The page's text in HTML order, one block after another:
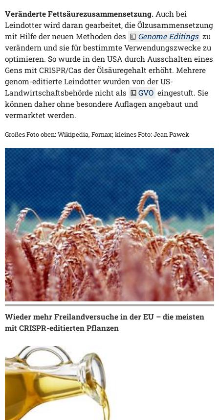
Veränderte Fettsäurezusammensetzung. Auch bei
Leindotter wird daran gearbeitet, die Ölzusammensetzung
mit Hilfe der neuen Methoden des
Genome Editings zu
verändern und sie für bestimmte Verwendungszwecke zu
optimieren. So wurde in den USA durch Ausschalten eines
Gens mit CRISPR/Cas der Ölsäuregehalt erhöht. Mehrere
genom-editierte Leindotter wurden von der US-
Landwirtschaftsbehörde nicht als
GVO eingestuft. Sie
können daher ohne besondere Auflagen angebaut und
vermarktet werden.
Großes Foto oben: Wikipedia, Fornax; kleines Foto: Jean Pawek
Wieder mehr Freilandversuche in der EU – die meisten
mit CRISPR-editierten Pflanzen